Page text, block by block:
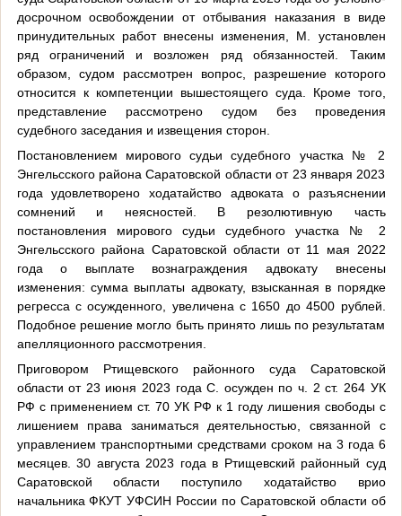
досрочном освобождении от отбывания наказания в виде
принудительных работ внесены изменения, М. установлен
ряд ограничений и возложен ряд обязанностей. Таким
образом, судом рассмотрен вопрос, разрешение которого
относится к компетенции вышестоящего суда. Кроме того,
представление рассмотрено судом без проведения
судебного заседания и извещения сторон.
Постановлением мирового судьи судебного участка № 2
Энгельсского района Саратовской области от 23 января 2023
года удовлетворено ходатайство адвоката о разъяснении
сомнений и неясностей. В резолютивную часть
постановления мирового судьи судебного участка № 2
Энгельсского района Саратовской области от 11 мая 2022
года о выплате вознаграждения адвокату внесены
изменения: сумма выплаты адвокату, взысканная в порядке
регресса с осужденного, увеличена с 1650 до 4500 рублей.
Подобное решение могло быть принято лишь по результатам
апелляционного рассмотрения.
Приговором Ртищевского районного суда Саратовской
области от 23 июня 2023 года С. осужден по ч. 2 ст. 264 УК
РФ с применением ст. 70 УК РФ к 1 году лишения свободы с
лишением права заниматься деятельностью, связанной с
управлением транспортными средствами сроком на 3 года 6
месяцев. 30 августа 2023 года в Ртищевский районный суд
Саратовской области поступило ходатайство врио
начальника ФКУТ УФСИН России по Саратовской области об